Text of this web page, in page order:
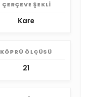
ÇERÇEVE ŞEKLI
Kare
KÖPRÜ ÖLÇÜSÜ
21